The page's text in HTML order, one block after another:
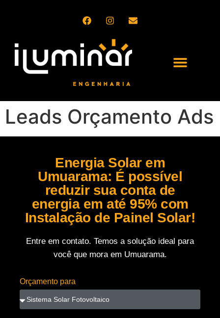
Leads Orçamento Ads
Energia Solar em
Umuarama: É possível
reduzir sua conta de
energia em até 95% com
Instalação de Painel Solar!
Entre em contato. Temos a solução ideal para
você que mora em Umuarama.
Orçamento para